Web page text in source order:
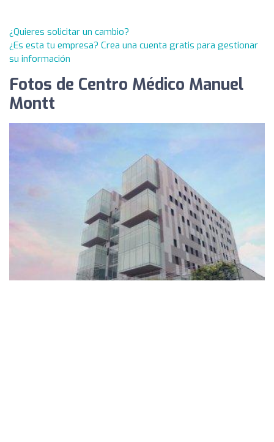
¿Quieres solicitar un cambio?
¿Es esta tu empresa? Crea una cuenta gratis para gestionar
su información
Fotos de Centro Médico Manuel
Montt